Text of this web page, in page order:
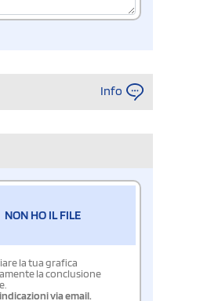
Info
NON HO IL FILE
la tua grafica
la conclusione
via email.